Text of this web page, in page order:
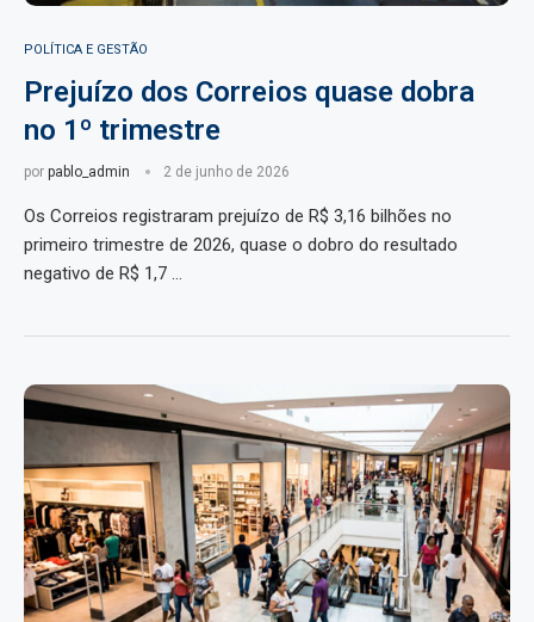
POLÍTICA E GESTÃO
Prejuízo dos Correios quase dobra
no 1º trimestre
por pablo_admin 2 de junho de 2026
Os Correios registraram prejuízo de R$ 3,16 bilhões no
primeiro trimestre de 2026, quase o dobro do resultado
negativo de R$ 1,7 …